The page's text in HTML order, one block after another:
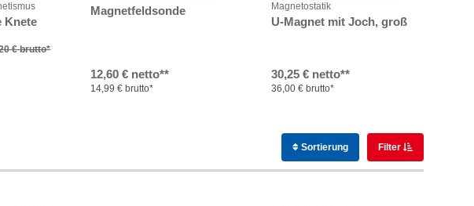
Knete
€brutto*
Magnetfeldsonde
12,60 € netto**
14,99 € brutto*
Magnetostatik
U-Magnet mit Joch, groß
30,25 € netto**
36,00 € brutto*
Sortierung Filter